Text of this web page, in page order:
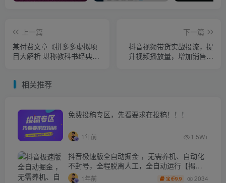
上一篇
某付费文章《拼多多虚拟项
目大解析 堪称教科书经典操
下一篇
抖音视频带货实战投流，提
升视频播放量，增加销售轻
相关推荐
免费投稿专区，先看要求在投稿！！！
1年前 1.5W+
抖音极速版全自动掘金 ，无需养机、自动化
不封号，全程脱离人工，全自动运行【揭
秘】 1年前 宝币9.9 2034